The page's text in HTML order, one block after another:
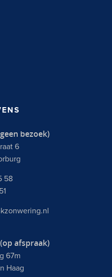
bezoek)
6
58
afspraak)
67m
Haag